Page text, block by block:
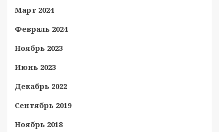
Март 2024
Февраль 2024
Ноябрь 2023
Июнь 2023
Декабрь 2022
Сентябрь 2019
Ноябрь 2018